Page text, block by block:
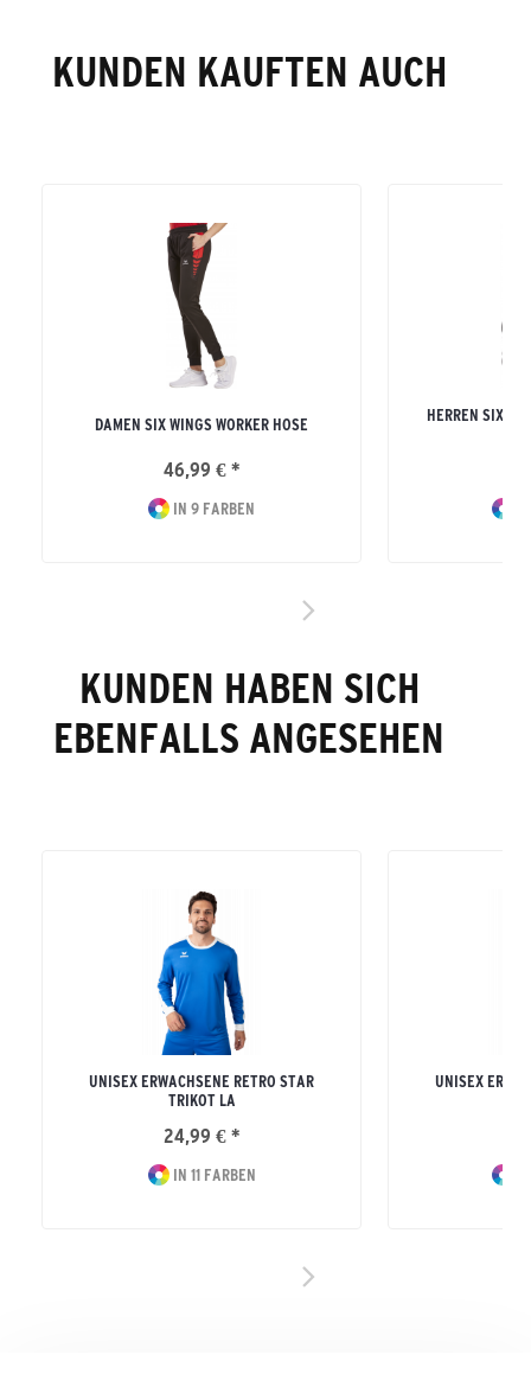
KUNDEN KAUFTEN AUCH
DAMEN SIX WINGS WORKER HOSE
46,99 € *
IN 9 FARBEN
HERREN SIX
KUNDEN HABEN SICH
EBENFALLS ANGESEHEN
UNISEX ERWACHSENE RETRO STAR
TRIKOT LA
24,99 € *
IN 11 FARBEN
UNISEX